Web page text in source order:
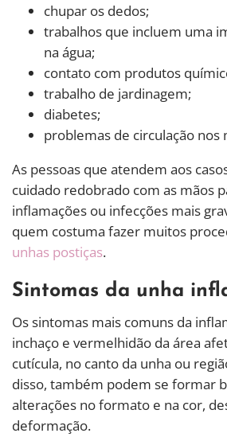
chupar os dedos;
trabalhos que incluem uma
na água;
contato com produtos
trabalho de jardinagem;
diabetes;
problemas de circulação nos
As pessoas que atendem aos
cuidado redobrado com as mãos
inflamações ou infecções mais
quem costuma fazer muitos
unhas postiças.
Sintomas da unha
Os sintomas mais comuns da
inchaço e vermelhidão da área
cutícula, no canto da unha ou
disso, também podem se formar
alterações no formato e na cor,
deformação.